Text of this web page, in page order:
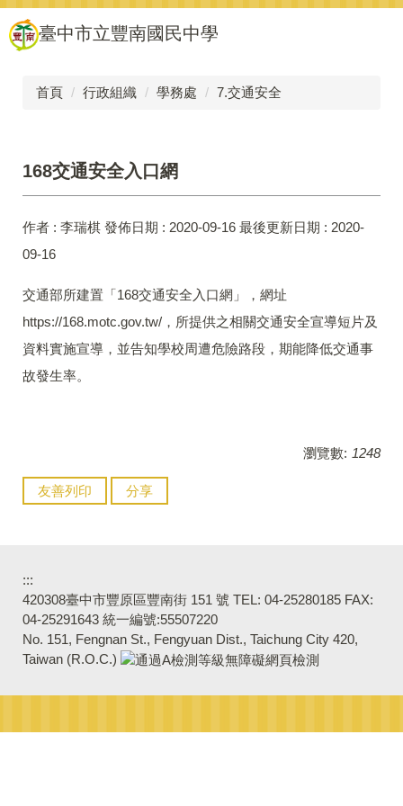
跳
到
主
臺中市立豐南國民中學
首頁 行政組織 學務處 7.交通安全
168交通安全入口網
作者 : 李瑞棋 發佈日期 : 2020-09-16 最後更新日期 : 2020-
09-16
交通部所建置「168交通安全入口網」，網址
https://168.motc.gov.tw/，所提供之相關交通安全宣導短片及
資料實施宣導，並告知學校周遭危險路段，期能降低交通事
故發生率。
瀏覽數: 1248
友善列印 分享
:::
420308臺中市豐原區豐南街 151 號 TEL: 04-25280185 FAX:
04-25291643 統一編號:55507220
No. 151, Fengnan St., Fengyuan Dist., Taichung City 420,
Taiwan (R.O.C.)